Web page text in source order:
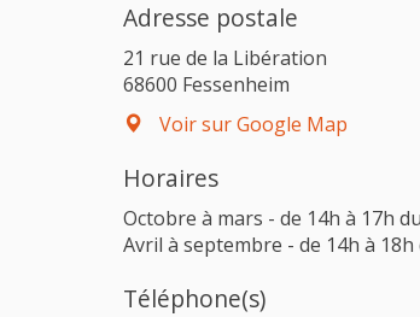
Adresse postale
21 rue de la Libération
68600 Fessenheim
Voir sur Google Map
Horaires
Octobre à mars - de 14h à 17h
Avril à septembre - de 14h à
Téléphone(s)